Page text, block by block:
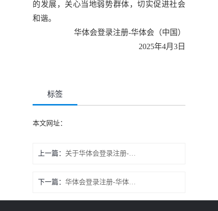
的发展，关心当地弱势群体，切实促进社会
和谐。
华体会登录注册-华体会（中国）
2025年4月3日
标签
本文网址：
上一篇： 关于华体会登录注册-华体会（中国） 盐城市市长质量奖通知公示-华体会登录注册-华体会（中国）
下一篇： 华体会登录注册-华体会（中国） 2024年度碳核查报告公示